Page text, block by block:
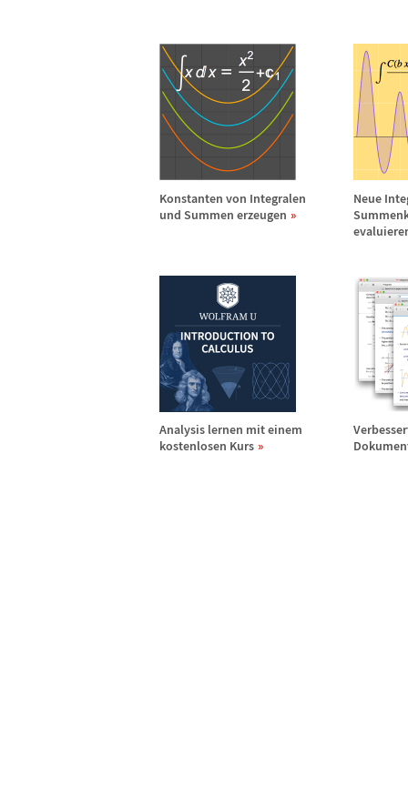
Konstanten von Integralen
und Summen erzeugen
Neue
Analysis lernen mit einem
kostenlosen Kurs